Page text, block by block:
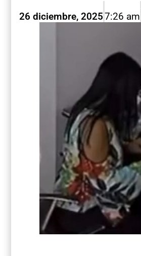
26 diciembre, 20257:26 am